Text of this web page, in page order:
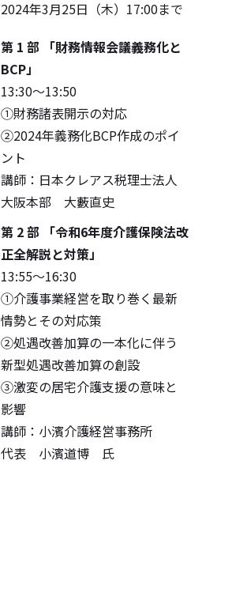
2024年3月25日（木）17:00まで
第 1 部 「財務情報会議義務化と
BCP」
13:30～13:50
①財務諸表開示の対応
②2024年義務化BCP作成のポイ
ント
講師：日本クレアス税理士法人
大阪本部 大藪直史
第 2 部 「令和6年度介護保険法改
正全解説と対策」
13:55～16:30
①介護事業経営を取り巻く最新
情勢とその対応策
②処遇改善加算の一本化に伴う
新型処遇改善加算の創設
③激変の居宅介護支援の意味と
影響
講師：小濱介護経営事務所
代表 小濱道博 氏